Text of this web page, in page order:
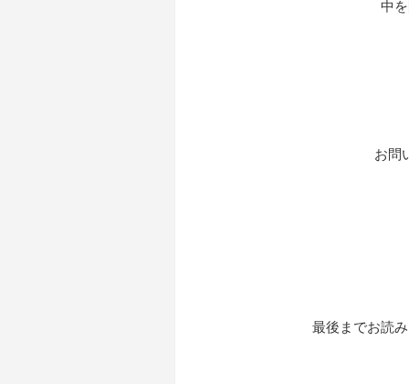
中
お問
最後までお読